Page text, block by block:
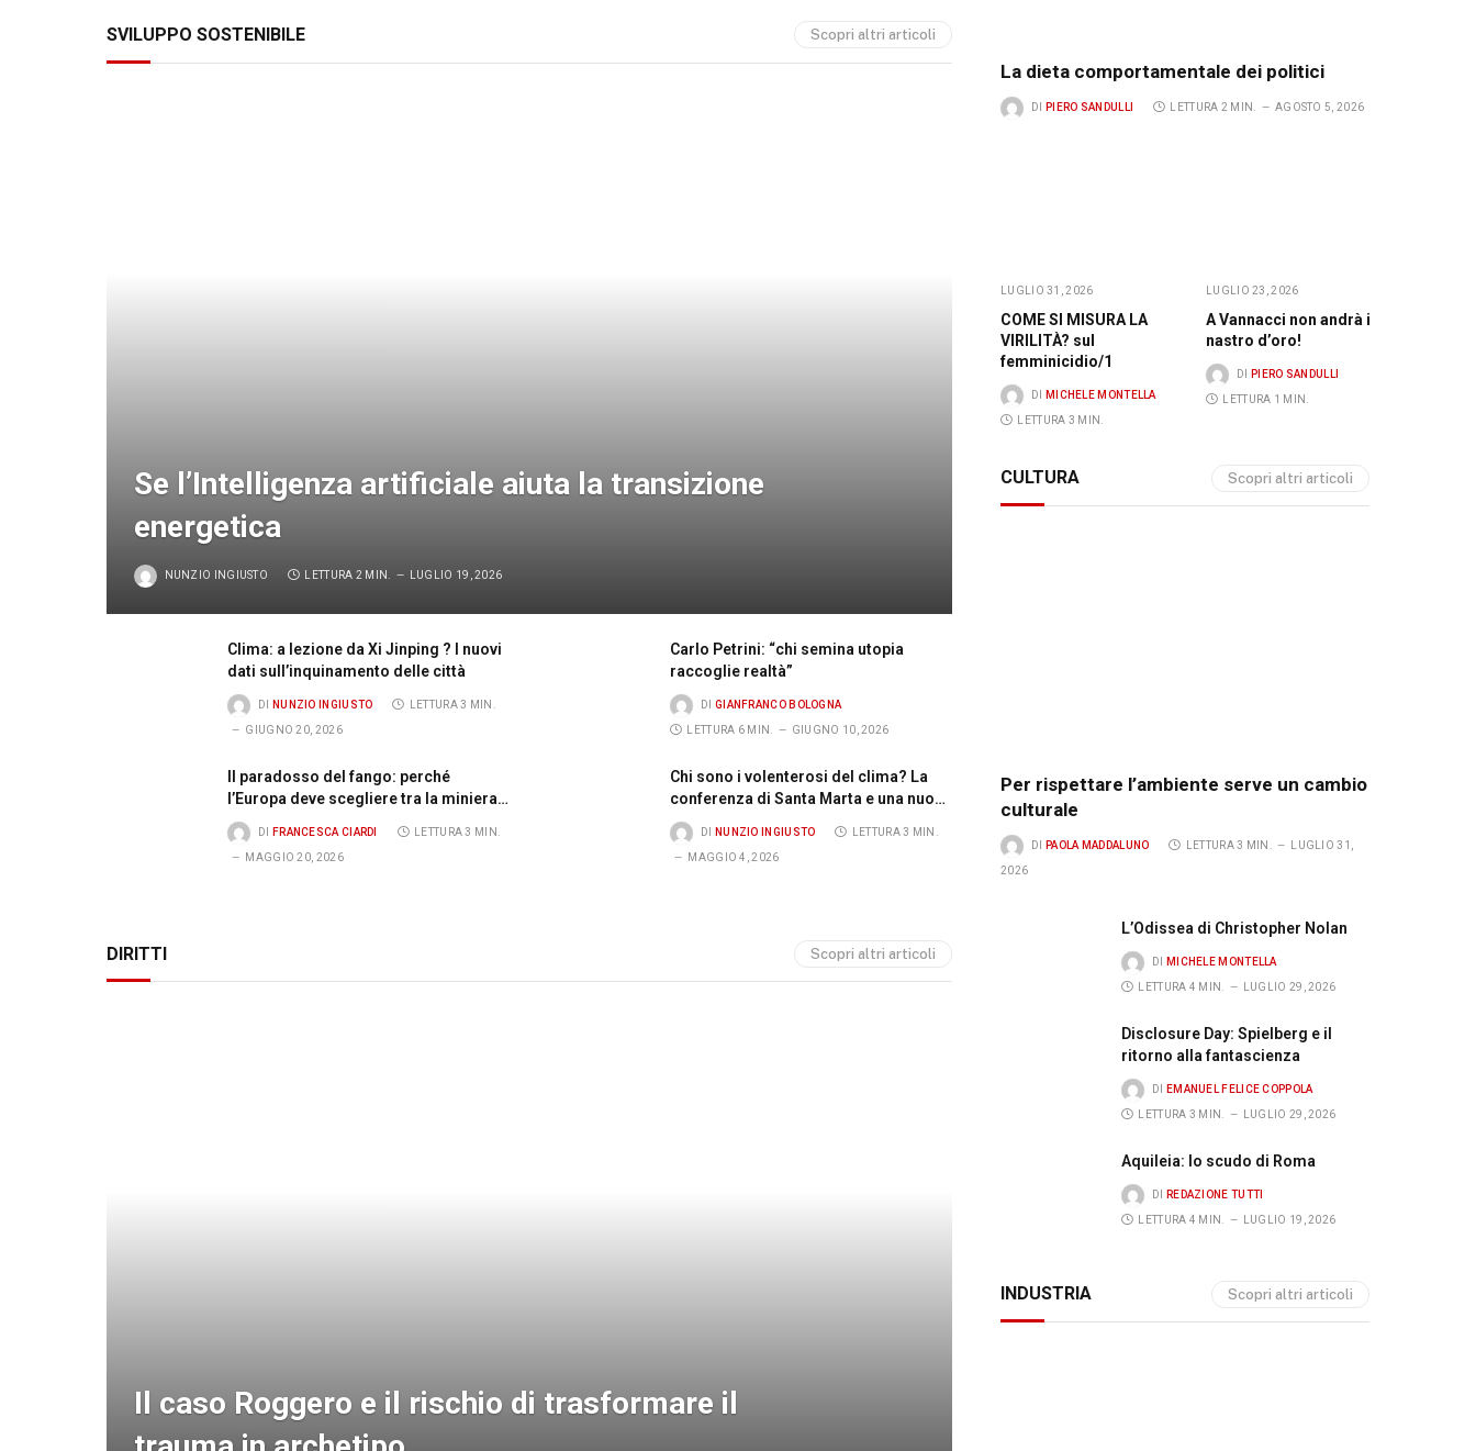
SVILUPPO SOSTENIBILE Scopri altri articoli
Se l’Intelligenza artificiale aiuta la transizione
energetica
NUNZIO INGIUSTO LETTURA 2 MIN. LUGLIO 19, 2026
Clima: a lezione da Xi Jinping ? I nuovi
dati sull’inquinamento delle città
DI NUNZIO INGIUSTO LETTURA 3 MIN.
GIUGNO 20, 2026
Carlo Petrini: “chi semina utopia
raccoglie realtà”
DI GIANFRANCO BOLOGNA
LETTURA 6 MIN. GIUGNO 10, 2026
Il paradosso del fango: perché
l’Europa deve scegliere tra la miniera e
il tramonto
DI FRANCESCA CIARDI LETTURA 3 MIN.
MAGGIO 20, 2026
Chi sono i volenterosi del clima? La
conferenza di Santa Marta e una nuova
via in costruzione
DI NUNZIO INGIUSTO LETTURA 3 MIN.
MAGGIO 4, 2026
DIRITTI Scopri altri articoli
Il caso Roggero e il rischio di trasformare il
La dieta comportamentale dei politici
DI PIERO SANDULLI LETTURA 2 MIN. AGOSTO 5, 2026
LUGLIO 31, 2026
COME SI MISURA LA
VIRILITÀ? sul
femminicidio/1
DI MICHELE MONTELLA
LETTURA 3 MIN.
LUGLIO 23, 2026
A Vannacci non andrà il
nastro d’oro!
DI PIERO SANDULLI
LETTURA 1 MIN.
CULTURA Scopri altri articoli
Per rispettare l’ambiente serve un cambio
culturale
DI PAOLA MADDALUNO LETTURA 3 MIN. LUGLIO 31,
2026
L’Odissea di Christopher Nolan
DI MICHELE MONTELLA
LETTURA 4 MIN. LUGLIO 29, 2026
Disclosure Day: Spielberg e il
ritorno alla fantascienza
DI EMANUEL FELICE COPPOLA
LETTURA 3 MIN. LUGLIO 29, 2026
Aquileia: lo scudo di Roma
DI REDAZIONE TUTTI
LETTURA 4 MIN. LUGLIO 19, 2026
INDUSTRIA Scopri altri articoli